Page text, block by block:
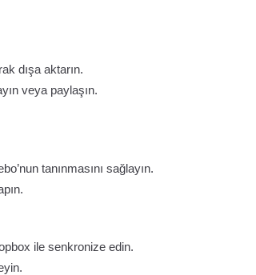
dışa aktarın.
veya paylaşın.
tanınmasını sağlayın.
ile senkronize edin.